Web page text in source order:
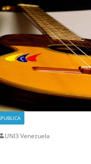
UNI3 Venezuela